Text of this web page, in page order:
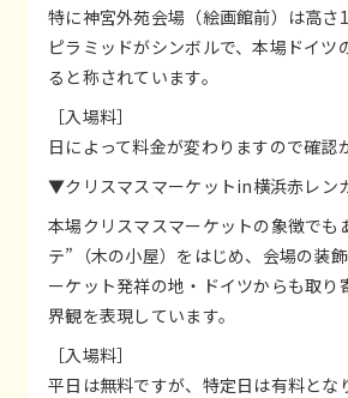
特に神宮外苑会場（絵画館前）は高さ
ピラミッドがシンボルで、本場ドイツ
ると称されています。
［入場料］
日によって料金が変わりますので確認
▼クリスマスマーケットin横浜赤レン
本場クリスマスマーケットの象徴でも
テ”（木の小屋）をはじめ、会場の装
ーケット発祥の地・ドイツからも取り
界観を表現しています。
［入場料］
平日は無料ですが、特定日は有料とな